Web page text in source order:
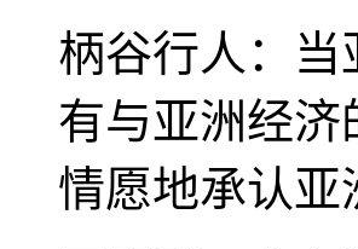
柄谷行人：
有与亚洲经
情愿地承认亚